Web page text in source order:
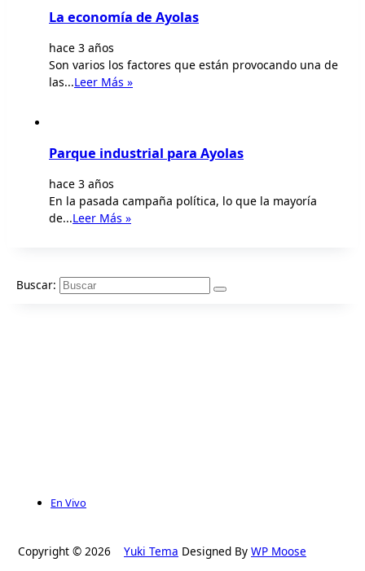
La economía de Ayolas
hace 3 años
Son varios los factores que están provocando una de
las...Leer Más »
Parque industrial para Ayolas
hace 3 años
En la pasada campaña política, lo que la mayoría
de...Leer Más »
Buscar:
En Vivo
Copyright © 2026 Yuki Tema Designed By WP Moose